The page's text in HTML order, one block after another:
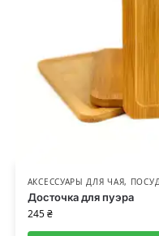
АКСЕССУАРЫ ДЛЯ ЧАЯ,
Досточка для пуэра
245₴